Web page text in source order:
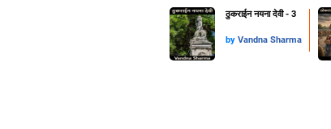
ठुकराईन नयना देवी - 3
by Vandna Sharma